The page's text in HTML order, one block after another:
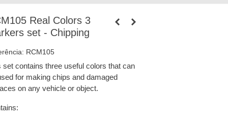
Real Colors 3
set - Chipping
RCM105
set contains three useful colors that can
for making chips and damaged
on any vehicle or object.